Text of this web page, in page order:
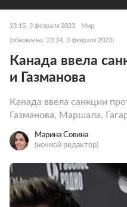
23:15, 3 февраля 2023 Мир
(обновлено: 23:34, 3 февраля 2023)
Канада ввела
и Газманова
Канада ввела санкции
Газманова, Маршала,
Марина Совина
(ночной редактор)